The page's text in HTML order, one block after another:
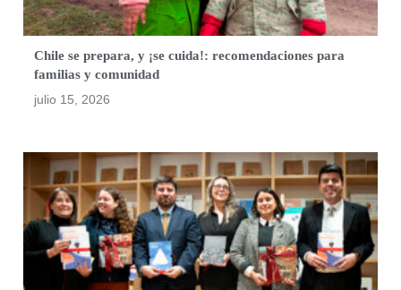
Chile se prepara, y ¡se cuida!: recomendaciones para
familias y comunidad
julio 15, 2026